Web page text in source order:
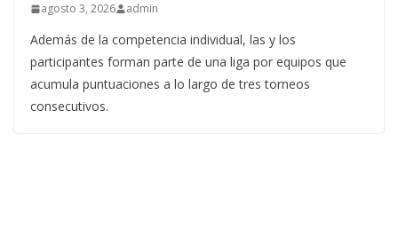
agosto 3, 2026 admin
Además de la competencia individual, las y los
participantes forman parte de una liga por equipos que
acumula puntuaciones a lo largo de tres torneos
consecutivos.